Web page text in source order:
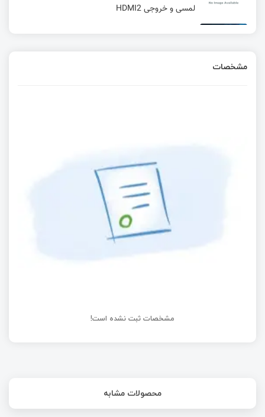
لمسی و خروجی HDMI2
الکترونیک چیست؟
ربات‌ های دارای عضلات مصنوعی نسبت به ربات‌ های
موتور محور عملکرد بهتری دارند
مشخصات
مشخصات ثبت نشده است!
محصولات مشابه